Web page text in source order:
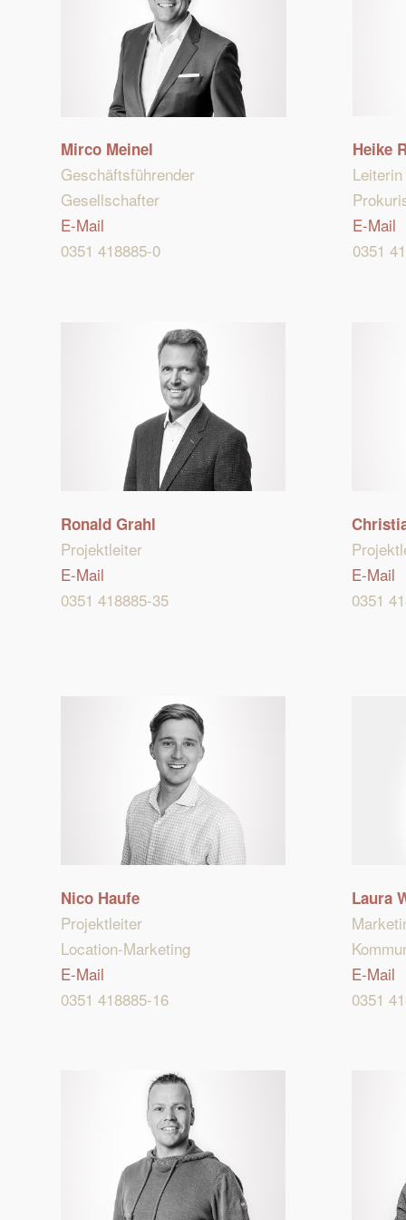
Mirco Meinel
Geschäftsführender
Gesellschafter
E-Mail
0351 418885-0
Heike
E-Mail
0351
Ronald Grahl
Projektleiter
E-Mail
0351 418885-35
E-Mail
0351
Nico Haufe
Projektleiter
Location-Marketing
E-Mail
0351 418885-16
Laura
E-Mail
0351